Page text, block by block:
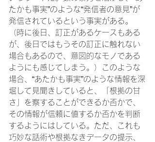
たかも事実”のような“発信者の意見”が
発信されているという事実がある。
（時に後日、訂正があるケースもある
が、後日ではもうその訂正に触れない
場合もあるので、意図的なモノである
ようにも感じてしまう。）このような
場合、“あたかも事実”のような情報を深
堀して見聞きしていると、「根拠の甘
さ」を察することができるか否かで、
その情報が信頼に値するか否かを判断
するようにはしている。ただ、これも
巧妙な話術や根拠なきデータの提示、